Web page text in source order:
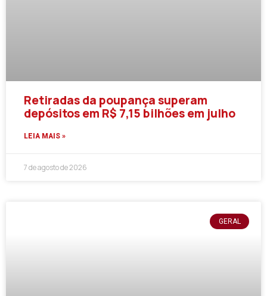
Retiradas da poupança superam
depósitos em R$ 7,15 bilhões em julho
LEIA MAIS »
7 de agosto de 2026
GERAL